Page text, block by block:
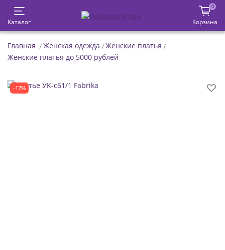
Каталог
0
Корзина
Главная Женская одежда
Женские платья
Женские платья до 5000 рублей
-17%